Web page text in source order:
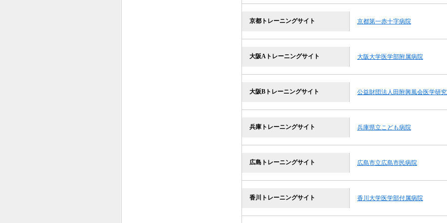
京都トレーニングサイト 京都第一赤十字病院
大阪Aトレーニングサイト 大阪大学医学部附属病院
大阪Bトレーニングサイト 公益財団法人田附興風会医学研
兵庫トレーニングサイト 兵庫県立こども病院
広島トレーニングサイト 広島市立広島市民病院
香川トレーニングサイト 香川大学医学部付属病院